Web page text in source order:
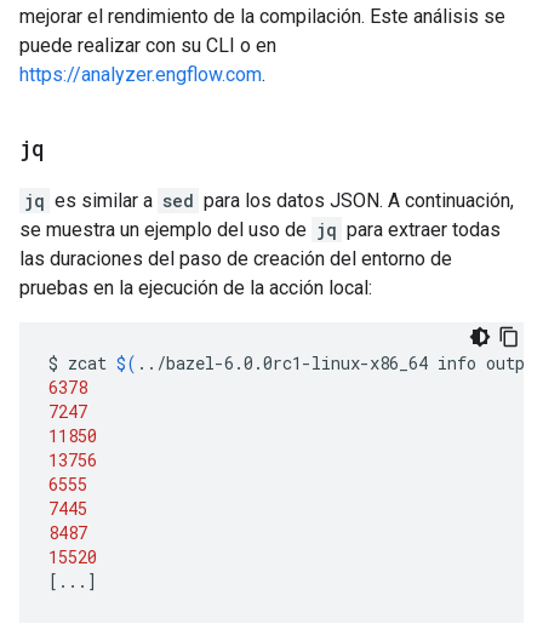
mejorar el rendimiento de la compilación. Este análisis se
puede realizar con su CLI o en
https://analyzer.engflow.com.
jq
jq es similar a sed para los datos JSON. A continuación,
se muestra un ejemplo del uso de jq para extraer todas
las duraciones del paso de creación del entorno de
pruebas en la ejecución de la acción local:
$ zcat $( ../bazel-6.0.0rc1-linux-x86_64 info
6378
7247
11850
13756
6555
7445
8487
15520
[ ... ]